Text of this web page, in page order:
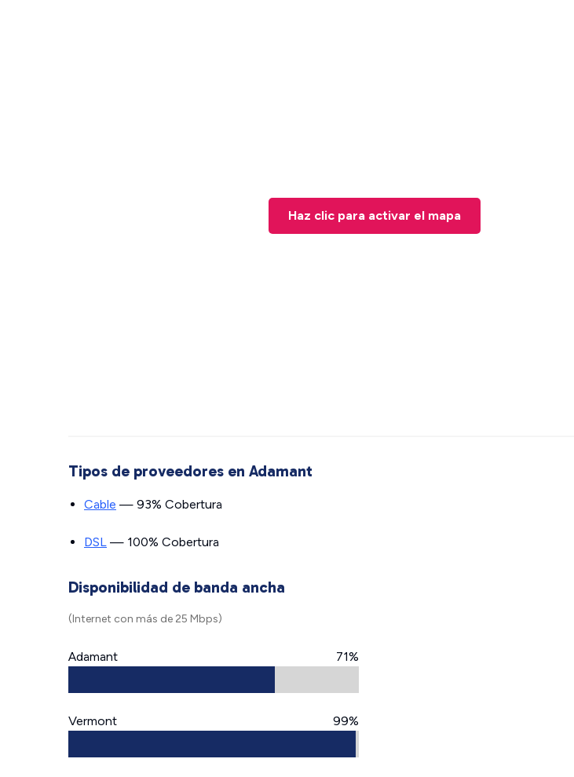
Haz clic para activar el mapa
Tipos de proveedores en Adamant
Cable — 93% Cobertura
DSL — 100% Cobertura
Disponibilidad de banda ancha
(Internet con más de 25 Mbps)
Adamant 71%
Vermont 99%